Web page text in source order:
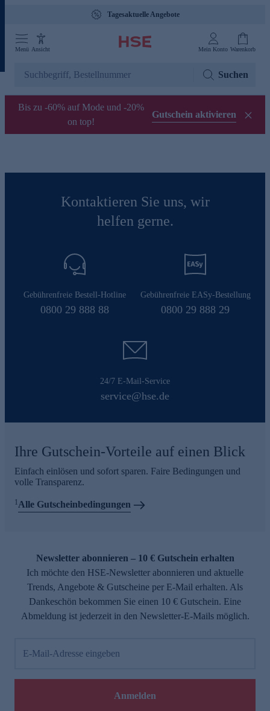
Tagesaktuelle Angebote
Menü Ansicht Mein Konto Warenkorb
Suchen
Bis zu -60% auf Mode und -20%
on top!
Gutschein aktivieren
Kontaktieren Sie uns, wir
helfen gerne.
Gebührenfreie Bestell-Hotline
0800 29 888 88
Gebührenfreie EASy-Bestellung
0800 29 888 29
24/7 E-Mail-Service
service@hse.de
Ihre Gutschein-Vorteile auf einen Blick
Einfach einlösen und sofort sparen. Faire Bedingungen und
volle Transparenz.
1Alle Gutscheinbedingungen
Newsletter abonnieren – 10 € Gutschein erhalten
Ich möchte den HSE-Newsletter abonnieren und aktuelle
Trends, Angebote & Gutscheine per E-Mail erhalten. Als
Dankeschön bekommen Sie einen 10 € Gutschein. Eine
Abmeldung ist jederzeit in den Newsletter-E-Mails möglich.
E-Mail-Adresse eingeben
Anmelden